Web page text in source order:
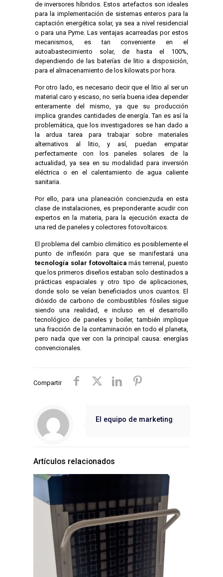
de inversores híbridos. Estos artefactos son ideales
para la implementación de sistemas enteros para la
captación energética solar, ya sea a nivel residencial
o para una Pyme. Las ventajas acarreadas por estos
mecanismos, es tan conveniente en el
autoabastecimiento solar, de hasta el 100%,
dependiendo de las baterías de litio a disposición,
para el almacenamiento de los kilowats por hora.
Por otro lado, es necesario decir que el litio al ser un
material caro y escaso, no sería buena idea depender
enteramente del mismo, ya que su producción
implica grandes cantidades de energía. Tan es así la
problemática, que los investigadores se han dado a
la ardua tarea para trabajar sobre materiales
alternativos al litio, y así, puedan empatar
perfectamente con los paneles solares de la
actualidad, ya sea en su modalidad para inversión
eléctrica o en el calentamiento de agua caliente
sanitaria.
Por ello, para una planeación concienzuda en esta
clase de instalaciones, es preponderante acudir con
expertos en la materia, para la ejecución exacta de
una red de paneles y colectores fotovoltaicos.
El problema del cambio climático es posiblemente el
punto de inflexión para que se manifestará una
tecnología solar fotovoltaica más terrenal, puesto
que los primeros diseños estaban solo destinados a
prácticas espaciales y otro tipo de aplicaciones,
donde solo se veían beneficiados unos cuantos. El
dióxido de carbono de combustibles fósiles sigue
siendo una realidad, e incluso en el desarrollo
tecnológico de paneles y boiler, también implique
una fracción de la contaminación en todo el planeta,
pero nada que ver con la principal causa: energías
convencionales.
Compartir
El equipo de marketing
Artículos relacionados